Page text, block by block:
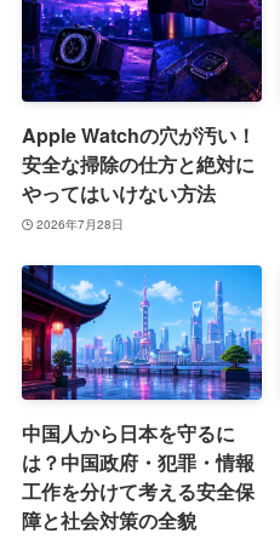
Apple Watchの穴が汚い！
安全な掃除の仕方と絶対に
やってはいけない方法
2026年7月28日
中国人から日本を守るに
は？中国政府・犯罪・情報
工作を分けて考える安全保
障と社会対策の全貌